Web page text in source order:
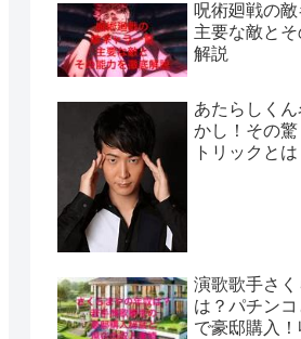
呪術廻戦の敵
主要な敵と
解説
あたらしく
かし！その
トリックとは
演歌歌手さ
は？パチン
で豪邸購入